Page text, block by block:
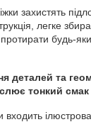
захистять
легке
будь-
деталей та
тонкий